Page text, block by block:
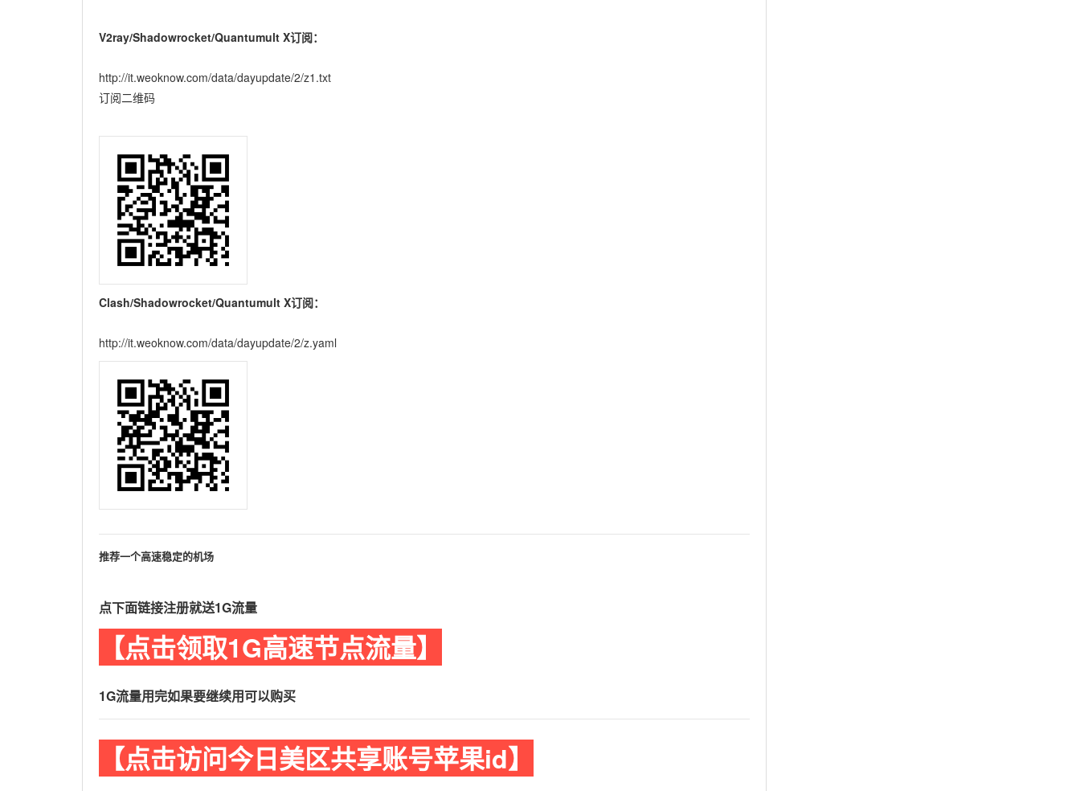
V2ray/Shadowrocket/Quantumult X订阅：
http://it.weoknow.com/data/dayupdate/2/z1.txt
订阅二维码
Clash/Shadowrocket/Quantumult X订阅：
http://it.weoknow.com/data/dayupdate/2/z.yaml
推荐一个高速稳定的机场
点下面链接注册就送1G流量
【点击领取1G高速节点流量】
1G流量用完如果要继续用可以购买
【点击访问今日美区共享账号苹果id】